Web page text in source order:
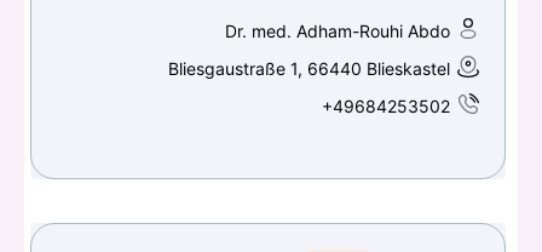
Dr. med. Adham-Rouhi Abdo
Bliesgaustraße 1, 66440 Blieskastel
+49684253502